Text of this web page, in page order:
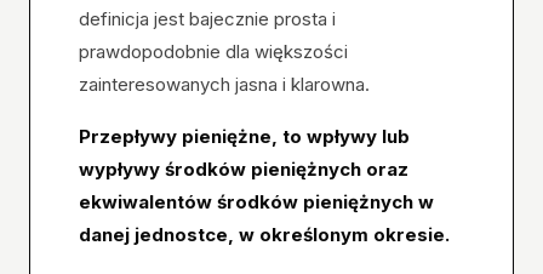
definicja jest bajecznie prosta i
prawdopodobnie dla większości
zainteresowanych jasna i klarowna.
Przepływy pieniężne, to wpływy lub
wypływy środków pieniężnych oraz
ekwiwalentów środków pieniężnych w
danej jednostce, w określonym okresie.